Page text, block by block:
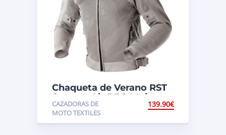
Chaqueta de Verano RST
Spectre Air D3O Mujer
CAZADORAS DE
MOTO TEXTILES
139.90€